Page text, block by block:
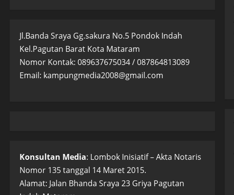
Jl.Banda Sraya Gg.sakura No.5 Pondok Indah
Kel.Pagutan Barat Kota Mataram
Nomor Kontak: 089637675034 / 087864813089
Email: kampungmedia2008@gmail.com
Konsultan Media: Lombok Inisiatif – Akta Notaris
Nomor 135 tanggal 14 Maret 2015.
Alamat: Jalan Bhanda Sraya 23 Griya Pagutan